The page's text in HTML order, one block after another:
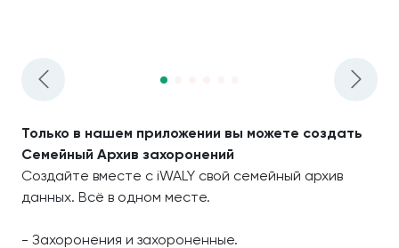
Только в нашем приложении вы можете создать
Семейный Архив захоронений
Создайте вместе с iWALY свой семейный архив
данных. Всё в одном месте.
- Захоронения и захороненные.